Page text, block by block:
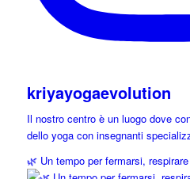
kriyayogaevolution
Il nostro centro è un luogo dove
dello yoga con insegnanti
🌿 Un tempo per fermarsi,